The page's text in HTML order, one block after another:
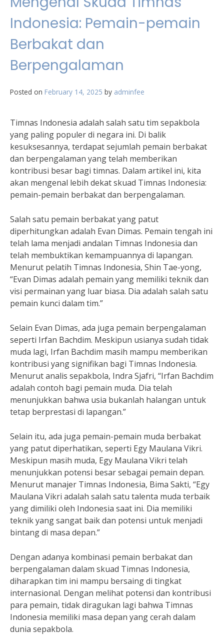
Indonesia: Pemain-pemain
Berbakat dan
Berpengalaman
Posted on February 14, 2025 by adminfee
Timnas Indonesia adalah salah satu tim sepakbola
yang paling populer di negara ini. Di balik
kesuksesannya, terdapat sejumlah pemain berbakat
dan berpengalaman yang telah memberikan
kontribusi besar bagi timnas. Dalam artikel ini, kita
akan mengenal lebih dekat skuad Timnas Indonesia:
pemain-pemain berbakat dan berpengalaman.
Salah satu pemain berbakat yang patut
diperhitungkan adalah Evan Dimas. Pemain tengah ini
telah lama menjadi andalan Timnas Indonesia dan
telah membuktikan kemampuannya di lapangan.
Menurut pelatih Timnas Indonesia, Shin Tae-yong,
“Evan Dimas adalah pemain yang memiliki teknik dan
visi permainan yang luar biasa. Dia adalah salah satu
pemain kunci dalam tim.”
Selain Evan Dimas, ada juga pemain berpengalaman
seperti Irfan Bachdim. Meskipun usianya sudah tidak
muda lagi, Irfan Bachdim masih mampu memberikan
kontribusi yang signifikan bagi Timnas Indonesia.
Menurut analis sepakbola, Indra Sjafri, “Irfan Bachdim
adalah contoh bagi pemain muda. Dia telah
menunjukkan bahwa usia bukanlah halangan untuk
tetap berprestasi di lapangan.”
Selain itu, ada juga pemain-pemain muda berbakat
yang patut diperhatikan, seperti Egy Maulana Vikri.
Meskipun masih muda, Egy Maulana Vikri telah
menunjukkan potensi besar sebagai pemain depan.
Menurut manajer Timnas Indonesia, Bima Sakti, “Egy
Maulana Vikri adalah salah satu talenta muda terbaik
yang dimiliki oleh Indonesia saat ini. Dia memiliki
teknik yang sangat baik dan potensi untuk menjadi
bintang di masa depan.”
Dengan adanya kombinasi pemain berbakat dan
berpengalaman dalam skuad Timnas Indonesia,
diharapkan tim ini mampu bersaing di tingkat
internasional. Dengan melihat potensi dan kontribusi
para pemain, tidak diragukan lagi bahwa Timnas
Indonesia memiliki masa depan yang cerah dalam
dunia sepakbola.